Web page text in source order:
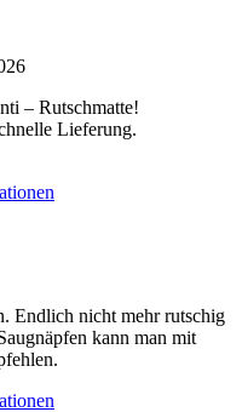
– Rutschmatte!
Lieferung.
Endlich nicht mehr rutschig
kann man mit